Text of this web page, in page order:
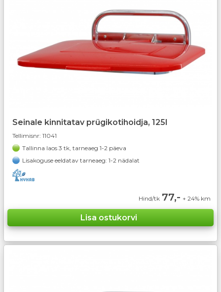
Seinale kinnitatav prügikotihoidja, 125l
Tellimisnr: 11041
Tallinna laos 3 tk, tarneaeg 1-2 päeva
Lisakoguse eeldatav tarneaeg: 1-2 nädalat
Hind/tk 77,- + 24% km